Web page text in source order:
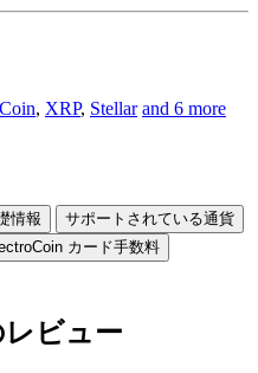
, XRP, Stellar and 6 more
情報
サポートされている通貨
カード手数料
レビュー